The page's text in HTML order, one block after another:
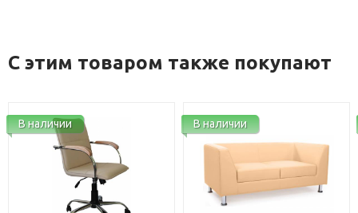
С этим товаром также покупают
В наличии В